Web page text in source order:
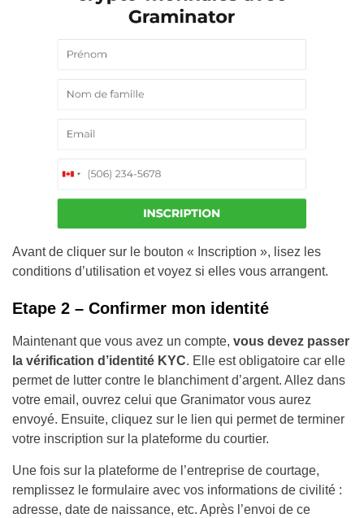
Avant de cliquer sur le bouton « Inscription », lisez les
conditions d’utilisation et voyez si elles vous arrangent.
Etape 2 – Confirmer mon identité
Maintenant que vous avez un compte, vous devez passer
la vérification d’identité KYC. Elle est obligatoire car elle
permet de lutter contre le blanchiment d’argent. Allez dans
votre email, ouvrez celui que Granimator vous aurez
envoyé. Ensuite, cliquez sur le lien qui permet de terminer
votre inscription sur la plateforme du courtier.
Une fois sur la plateforme de l’entreprise de courtage,
remplissez le formulaire avec vos informations de civilité :
adresse, date de naissance, etc. Après l’envoi de ce